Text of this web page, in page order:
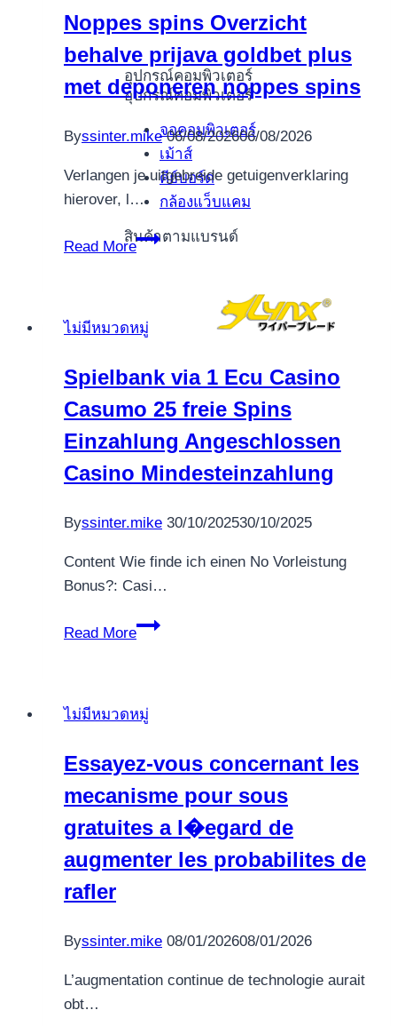
อุปกรณ์คอมพิวเตอร์
อุปกรณ์คอมพิวเตอร์
จอคอมพิวเตอร์
เม้าส์
คีย์บอร์ด
กล้องแว็บแคม
สินค้าตามแบรนด์
deposits
that
have
an
effective
fifty%
meets
Noppes spins Overzicht
behalve prijava goldbet plus
met deponeren noppes spins
Byssinter.mike 06/08/202606/08/2026
Verlangen je uitgebreide getuigenverklaring
hierover, l…
Read More
Noppes
prijava
plus
met
deponeren
noppes
spins
ไม่มีหมวดหมู่
Spielbank via 1 Ecu Casino
Casumo 25 freie Spins
Einzahlung Angeschlossen
Casino Mindesteinzahlung
Byssinter.mike 30/10/202530/10/2025
Content Wie finde ich einen No Vorleistung
Bonus?: Casi…
Read More
Spielbank
Casino
25
freie
Einzahlung
Angeschlossen
ไม่มีหมวดหมู่
Essayez-vous concernant les
mecanisme pour sous
gratuites a l�egard de
augmenter les probabilites de
rafler
Byssinter.mike 08/01/202608/01/2026
L’augmentation continue de technologie aurait
obt…